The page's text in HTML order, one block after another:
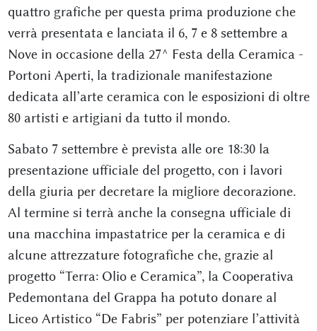
quattro grafiche per questa prima produzione che
verrà presentata e lanciata il 6, 7 e 8 settembre a
Nove in occasione della 27^ Festa della Ceramica -
Portoni Aperti, la tradizionale manifestazione
dedicata all’arte ceramica con le esposizioni di oltre
80 artisti e artigiani da tutto il mondo.
Sabato 7 settembre è prevista alle ore 18:30 la
presentazione ufficiale del progetto, con i lavori
della giuria per decretare la migliore decorazione.
Al termine si terrà anche la consegna ufficiale di
una macchina impastatrice per la ceramica e di
alcune attrezzature fotografiche che, grazie al
progetto “Terra: Olio e Ceramica”, la Cooperativa
Pedemontana del Grappa ha potuto donare al
Liceo Artistico “De Fabris” per potenziare l’attività